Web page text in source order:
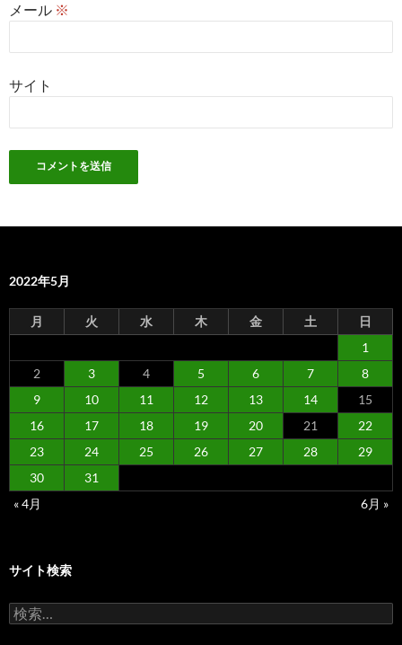
メール ※
サイト
2022年5月
月 火 水 木 金 土
日
1
2
3 4 5 6 7
8
9
10 11 12 13 14
15
16
17 18 19 20 21
22
23
24 25 26 27 28
29
30
31
« 4月
6月 »
サイト検索
検
索: